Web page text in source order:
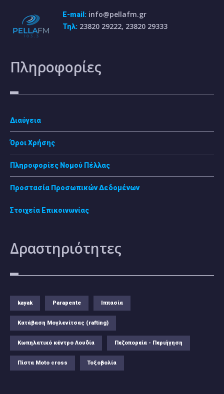
E-mail: info@pellafm.gr
Τηλ: 23820 29222, 23820 29333
Πληροφορίες
Διαύγεια
Όροι Χρήσης
Πληροφορίες Νομού Πέλλας
Προστασία Προσωπικών Δεδομένων
Στοιχεία Επικοινωνίας
Δραστηριότητες
kayak Parapente Ιππασία
Κατάβαση Μογλενίτσας (rafting)
Κωπηλατικό κέντρο Λουδία Πεζοπορεία - Περιήγηση
Πίστα Moto cross Τοξοβολία